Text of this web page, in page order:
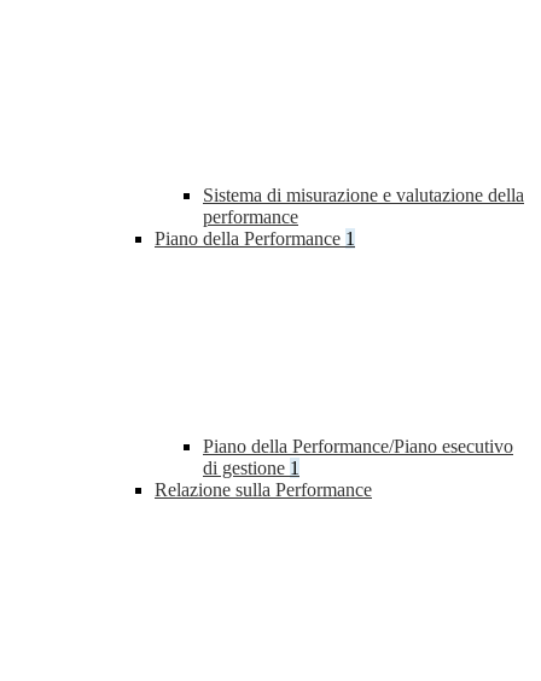
Sistema di misurazione e valutazione della
performance
Piano della Performance 1
Piano della Performance/Piano esecutivo
di gestione 1
Relazione sulla Performance